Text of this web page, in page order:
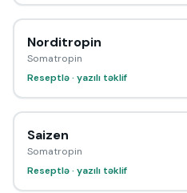
Norditropin
Somatropin
Reseptlə · yazılı təklif
Saizen
Somatropin
Reseptlə · yazılı təklif